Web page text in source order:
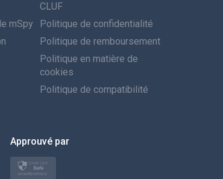
Português
Italiano
العربية
Türkçe
Polski
mSpy
CLUF
Politique de confidentialité
Politique de remboursement
Politique en matière de
cookies
Politique de compatibilité
Approuvé par